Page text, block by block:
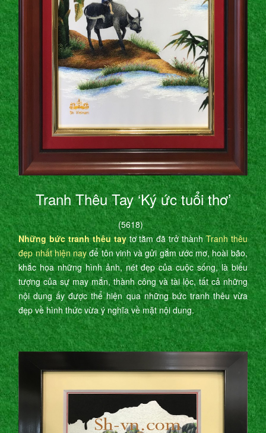
Tranh Thêu Tay ‘Ký ức tuổi thơ’
(5618)
Những bức tranh thêu taytơ tằm đã trở thànhTranh thêu
đẹp nhất hiện nayđể tôn vinh và gửi gắm ước mơ, hoài bão,
khắc họa những hình ảnh, nét đẹp của cuộc sống, là biểu
tượng của sự may mắn, thành công và tài lộc, tất cả những
nội dung ấy được thể hiện qua những bức tranh thêu vừa
đẹp về hình thức vừa ý nghĩa về mặt nội dung.